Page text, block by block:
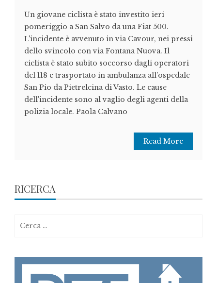
Un giovane ciclista è stato investito ieri
pomeriggio a San Salvo da una Fiat 500.
L'incidente è avvenuto in via Cavour, nei pressi
dello svincolo con via Fontana Nuova. Il
ciclista è stato subito soccorso dagli operatori
del 118 e trasportato in ambulanza all’ospedale
San Pio da Pietrelcina di Vasto. Le cause
dell'incidente sono al vaglio degli agenti della
polizia locale. Paola Calvano
Read More
RICERCA